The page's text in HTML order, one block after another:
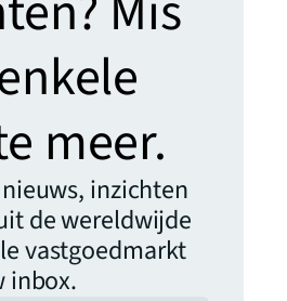
meer.
inzichten
de wereldwijde
vastgoedmarkt
inbox.